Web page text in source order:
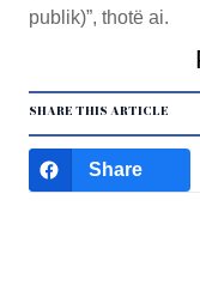
publik)”, thotë ai.
SHARE THIS ARTICLE
Share